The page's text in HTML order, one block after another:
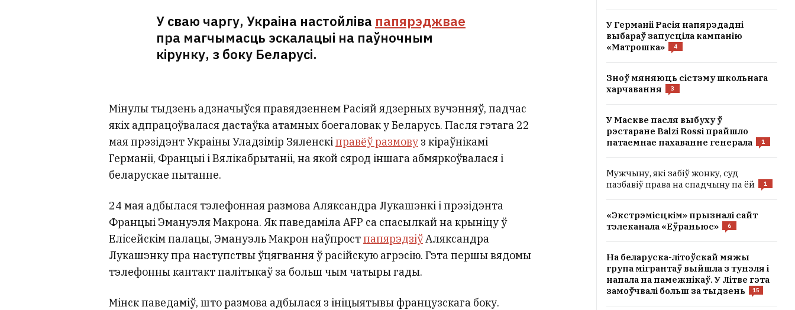
У сваю чаргу, Украіна настойліва папярэджвае
пра магчымасць эскалацыі на паўночным
кірунку, з боку Беларусі.
Мінулы тыдзень адзначыўся правядзеннем Расіяй ядзерных вучэнняў, падчас
якіх адпрацоўвалася дастаўка атамных боегаловак у Беларусь. Пасля гэтага 22
мая прэзідэнт Украіны Уладзімір Зяленскіправёў размову з кіраўнікамі
Германіі, Францыі і Вялікабрытаніі, на якой сярод іншага абмяркоўвалася і
беларускае пытанне.
24 мая адбылася тэлефонная размова Аляксандра Лукашэнкі і прэзідэнта
Францыі Эмануэля Макрона. Як паведаміла AFP са спасылкай на крыніцу ў
Елісейскім палацы, Эмануэль Макрон наўпростпапярэдзіўАляксандра
Лукашэнку пра наступствы ўцягвання ў расійскую агрэсію. Гэта першы вядомы
тэлефонны кантакт палітыкаў за больш чым чатыры гады.
Мінск паведаміў, што размова адбылася з ініцыятывы французскага боку.
У Германіі Расія напярэдадні
выбараў запусціла кампанію
«Матрошка»
4
Зноў мяняюць сістэму школьнага
харчавання
3
У Маскве пасля выбуху ў
рэстаране Balzi Rossi прайшло
патаемнае пахаванне генерала
1
Мужчыну, які забіў жонку, суд
пазбавіў права на спадчыну па ёй
1
«Экстрэмісцкім» прызналі сайт
тэлеканала «Еўраньюс»
6
На беларуска-літоўскай мяжы
група мігрантаў выйшла з тунэля і
напала на памежнікаў. У Літве гэта
замоўчвалі больш за тыдзень
15